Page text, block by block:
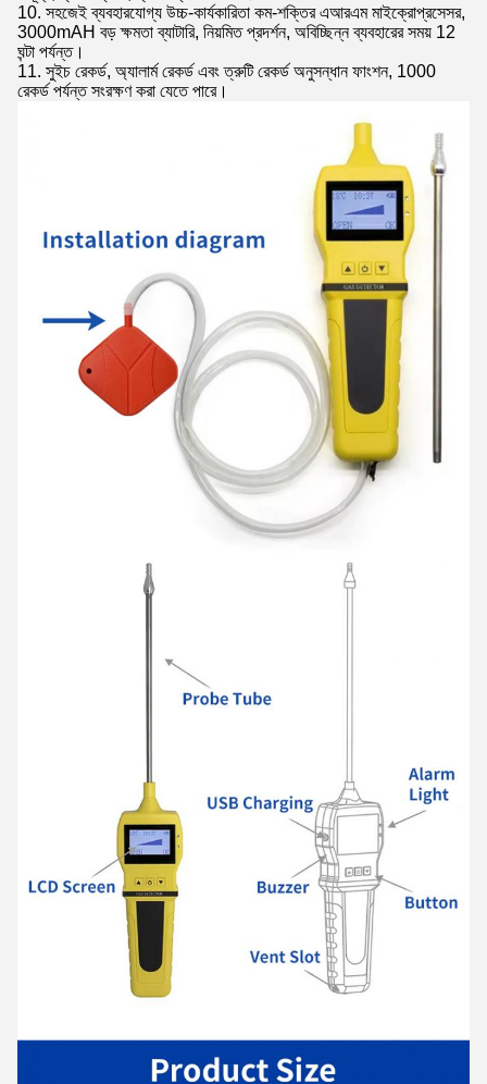
10. সহজেই ব্যবহারযোগ্য উচ্চ-কার্যকারিতা কম-শক্তির এআরএম মাইক্রোপ্রসেসর,
3000mAH বড় ক্ষমতা ব্যাটারি, নিয়মিত প্রদর্শন, অবিচ্ছিন্ন ব্যবহারের সময় 12
ঘন্টা পর্যন্ত।
11. সুইচ রেকর্ড, অ্যালার্ম রেকর্ড এবং ত্রুটি রেকর্ড অনুসন্ধান ফাংশন, 1000
রেকর্ড পর্যন্ত সংরক্ষণ করা যেতে পারে।